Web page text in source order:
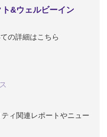
&ウェルビーイン
の詳細はこちら
ィ関連レポートやニュー